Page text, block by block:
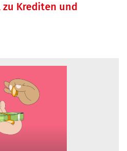
Krediten und